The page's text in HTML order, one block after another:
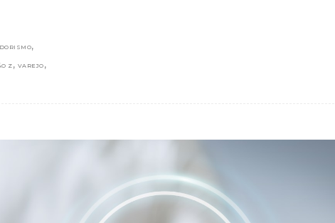
,
Z , VAREJO ,